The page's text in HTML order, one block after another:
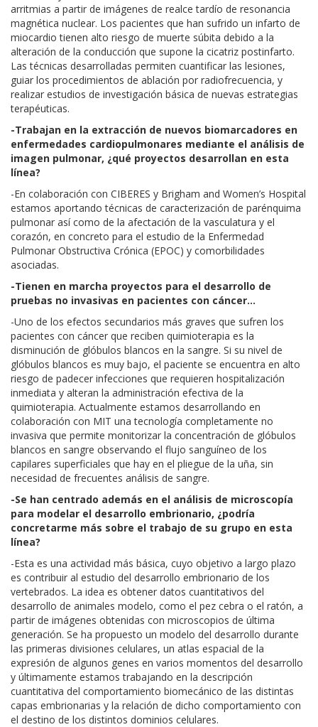
arritmias a partir de imágenes de realce tardío de resonancia
magnética nuclear. Los pacientes que han sufrido un infarto de
miocardio tienen alto riesgo de muerte súbita debido a la
alteración de la conducción que supone la cicatriz postinfarto.
Las técnicas desarrolladas permiten cuantificar las lesiones,
guiar los procedimientos de ablación por radiofrecuencia, y
realizar estudios de investigación básica de nuevas estrategias
terapéuticas.
-Trabajan en la extracción de nuevos biomarcadores en
enfermedades cardiopulmonares mediante el análisis de
imagen pulmonar, ¿qué proyectos desarrollan en esta
línea?
-En colaboración con CIBERES y Brigham and Women’s Hospital
estamos aportando técnicas de caracterización de parénquima
pulmonar así como de la afectación de la vasculatura y el
corazón, en concreto para el estudio de la Enfermedad
Pulmonar Obstructiva Crónica (EPOC) y comorbilidades
asociadas.
-Tienen en marcha proyectos para el desarrollo de
pruebas no invasivas en pacientes con cáncer…
-Uno de los efectos secundarios más graves que sufren los
pacientes con cáncer que reciben quimioterapia es la
disminución de glóbulos blancos en la sangre. Si su nivel de
glóbulos blancos es muy bajo, el paciente se encuentra en alto
riesgo de padecer infecciones que requieren hospitalización
inmediata y alteran la administración efectiva de la
quimioterapia. Actualmente estamos desarrollando en
colaboración con MIT una tecnología completamente no
invasiva que permite monitorizar la concentración de glóbulos
blancos en sangre observando el flujo sanguíneo de los
capilares superficiales que hay en el pliegue de la uña, sin
necesidad de frecuentes análisis de sangre.
-Se han centrado además en el análisis de microscopía
para modelar el desarrollo embrionario, ¿podría
concretarme más sobre el trabajo de su grupo en esta
línea?
-Esta es una actividad más básica, cuyo objetivo a largo plazo
es contribuir al estudio del desarrollo embrionario de los
vertebrados. La idea es obtener datos cuantitativos del
desarrollo de animales modelo, como el pez cebra o el ratón, a
partir de imágenes obtenidas con microscopios de última
generación. Se ha propuesto un modelo del desarrollo durante
las primeras divisiones celulares, un atlas espacial de la
expresión de algunos genes en varios momentos del desarrollo
y últimamente estamos trabajando en la descripción
cuantitativa del comportamiento biomecánico de las distintas
capas embrionarias y la relación de dicho comportamiento con
el destino de los distintos dominios celulares.